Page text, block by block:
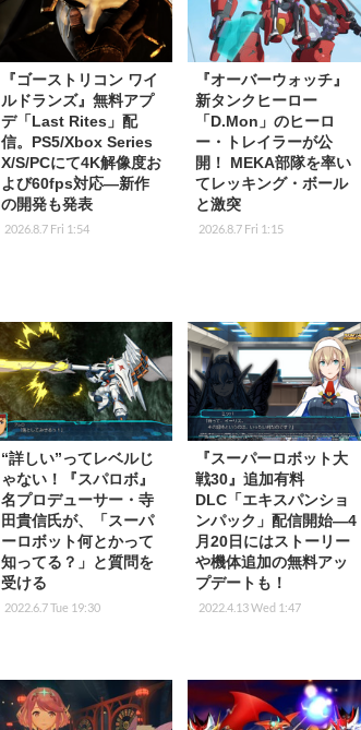
『ゴーストリコン ワイ
ルドランズ』無料アプ
デ「Last Rites」配
信。PS5/Xbox Series
X/S/PCにて4K解像度お
よび60fps対応―新作
の開発も発表
2026.8.7 Fri 1:54
『オーバーウォッチ』
新タンクヒーロー
「D.Mon」のヒーロ
ー・トレイラーが公
開！ MEKA部隊を率い
てレッキング・ボール
と激突
2026.8.7 Fri 1:15
“詳しい”ってレベルじ
ゃない！『スパロボ』
名プロデューサー・寺
田貴信氏が、「スーパ
ーロボット何とかって
知ってる？」と質問を
受ける
2022.6.7 Tue 19:30
『スーパーロボット大
戦30』追加有料
DLC「エキスパンショ
ンパック」配信開始―4
月20日にはストーリー
や機体追加の無料アッ
プデートも！
2022.4.13 Wed 1:47